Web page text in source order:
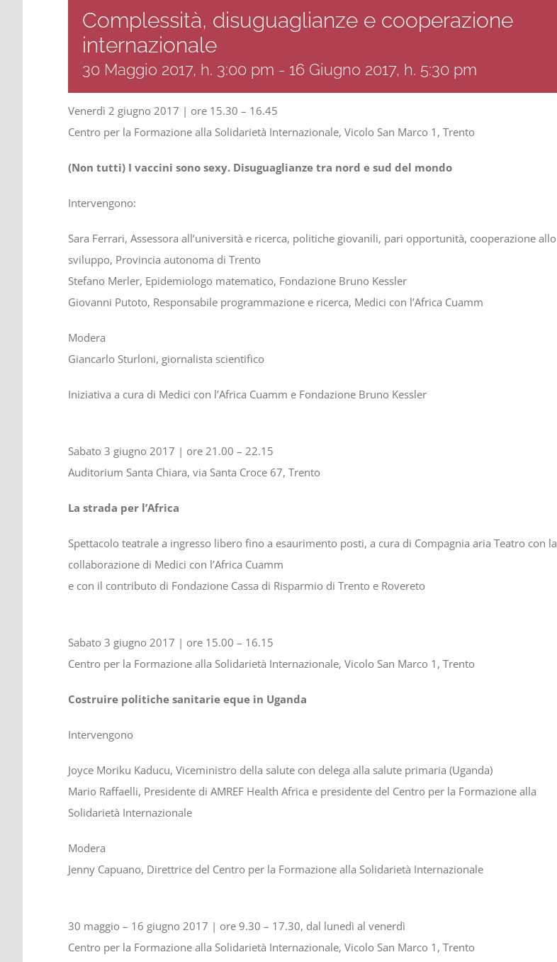
Complessità, disuguaglianze e cooperazione
internazionale
30 Maggio 2017, h. 3:00 pm - 16 Giugno 2017, h. 5:30 pm
Venerdì 2 giugno 2017 | ore 15.30 – 16.45
Centro per la Formazione alla Solidarietà Internazionale, Vicolo San Marco 1, Trento
(Non tutti) I vaccini sono sexy. Disuguaglianze tra nord e sud del mondo
Intervengono:
Sara Ferrari, Assessora all’università e ricerca, politiche giovanili, pari opportunità, cooperazione allo
sviluppo, Provincia autonoma di Trento
Stefano Merler, Epidemiologo matematico, Fondazione Bruno Kessler
Giovanni Putoto, Responsabile programmazione e ricerca, Medici con l’Africa Cuamm
Modera
Giancarlo Sturloni, giornalista scientifico
Iniziativa a cura di Medici con l’Africa Cuamm e Fondazione Bruno Kessler
Sabato 3 giugno 2017 | ore 21.00 – 22.15
Auditorium Santa Chiara, via Santa Croce 67, Trento
La strada per l’Africa
Spettacolo teatrale a ingresso libero fino a esaurimento posti, a cura di Compagnia aria Teatro con la
collaborazione di Medici con l’Africa Cuamm
e con il contributo di Fondazione Cassa di Risparmio di Trento e Rovereto
Sabato 3 giugno 2017 | ore 15.00 – 16.15
Centro per la Formazione alla Solidarietà Internazionale, Vicolo San Marco 1, Trento
Costruire politiche sanitarie eque in Uganda
Intervengono
Joyce Moriku Kaducu, Viceministro della salute con delega alla salute primaria (Uganda)
Mario Raffaelli, Presidente di AMREF Health Africa e presidente del Centro per la Formazione alla
Solidarietà Internazionale
Modera
Jenny Capuano, Direttrice del Centro per la Formazione alla Solidarietà Internazionale
30 maggio – 16 giugno 2017 | ore 9.30 – 17.30, dal lunedì al venerdì
Centro per la Formazione alla Solidarietà Internazionale, Vicolo San Marco 1, Trento